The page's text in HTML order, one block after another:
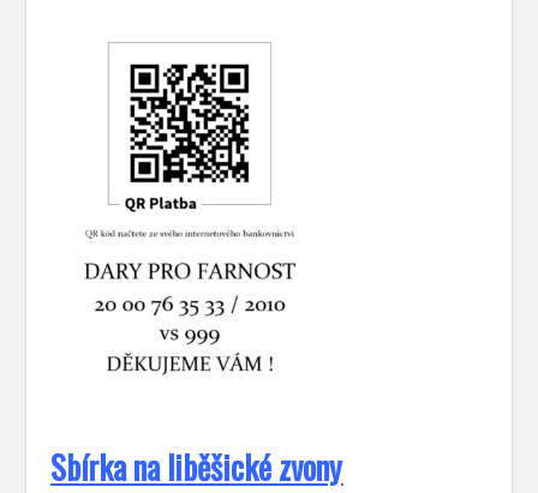
Sbírka na liběšické zvony